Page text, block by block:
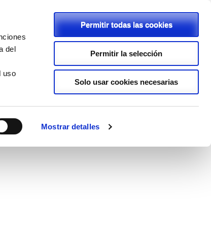
del
uso
Mostrar detalles
Permitir todas las cookies
Permitir la selección
Solo usar cookies necesarias
962411239
PROYECTOS LOPD